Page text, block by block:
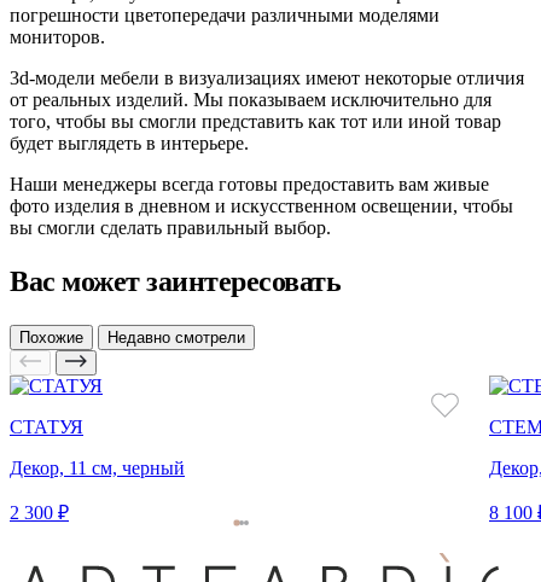
погрешности цветопередачи различными моделями
мониторов.
3d-модели мебели в визуализациях имеют некоторые отличия
от реальных изделий. Мы показываем исключительно для
того, чтобы вы смогли представить как тот или иной товар
будет выглядеть в интерьере.
Наши менеджеры всегда готовы предоставить вам живые
фото изделия в дневном и искусственном освещении, чтобы
вы смогли сделать правильный выбор.
Вас может заинтересовать
Похожие Недавно смотрели
СТАТУЯ
Декор, 11 см, черный
2 300 ₽ 8 100